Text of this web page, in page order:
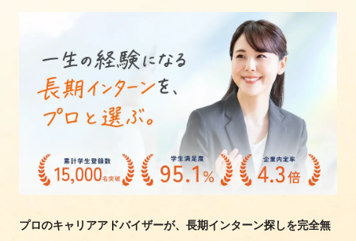
プロのキャリアアドバイザーが、長期インターン探しを完全無